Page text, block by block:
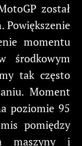
został
Powiększenie
momentu
środkowym
tak często
Moment
poziomie 95
pomiędzy
maszyny i